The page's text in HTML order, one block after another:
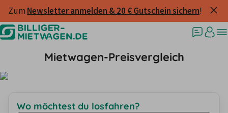
Zum Newsletter anmelden & 20 € Gutschein sichern!
Mietwagen-Preisvergleich
Wo möchtest du losfahren?